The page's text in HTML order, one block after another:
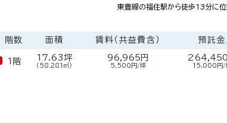
東豊線の福住駅から徒歩13分に位
階数 面積 賃料（共益費含） 預託金
1階 17.63坪
（58.281㎡）
96,965円
5,500円/坪
264,450
15,000円/